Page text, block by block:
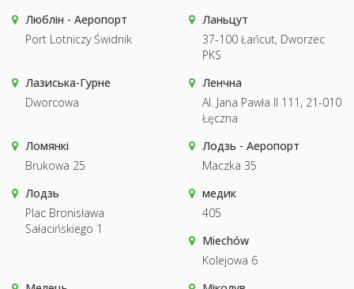
Люблін - Аеропорт
Port Lotniczy Świdnik
Ланьцут
37-100 Łańcut, Dworzec
PKS
Лазиська-Гурне
Dworcowa
Ленчна
Al. Jana Pawła II 111, 21-010
Łęczna
Ломянкі
Brukowa 25
Лодзь - Аеропорт
Maczka 35
Лодзь
Plac Bronisława
Sałacińskiego 1
медик
405
Miechów
Kolejowa 6